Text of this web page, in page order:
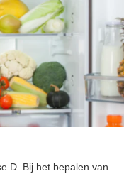
D. Bij het bepalen van